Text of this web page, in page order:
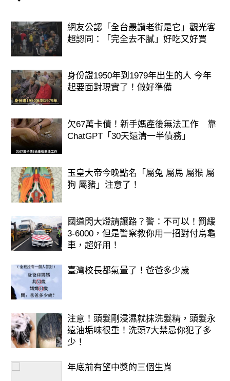
這種類型的男人是注重休閒生活和生活
品味的男人，對於鞋子要求很高，不但
要舒適，而且更注重鞋子款式，一定要
搭配服裝。
在個性上，他喜歡掌握主動權、主觀意
識強，對自己的要求很嚴格，對異性的
要求更是挑剔。在生活上，是個有規律
的計劃者，但是偶爾會在聖誕夜或生日
舞會中狂歡。
和他約會時，你可以感覺得到他是個十
分體貼的好情人，態度溫和有禮，言談
風趣幽默，很容易將約會氣氛變得融
洽。
他也是個十分瞭解自己喜歡什麼樣女孩
的理想，他也會很親切地送你回家，但
是，別以為他對你有好感，他只是有紳
在浪漫又充滿歡樂的聖誕夜，和你心儀
的男人共舞時，不經意詢問他穿鞋的習
情和生活的態度。
網友公認「全台最讚老街是它」觀光客
超認同：「完全去不膩」好吃又好買
身份證1950年到1979年出生的人 今年
起要面對現實了！做好準備
欠67萬卡債！新手媽產後無法工作 靠
ChatGPT「30天還清一半債務」
玉皇大帝今晚點名「屬兔 屬馬 屬猴 屬
狗 屬豬」注意了！
國道閃大燈請讓路？警：不可以！罰緩
3-6000，但是警察教你用一招對付烏龜
車，超好用！
臺灣校長都氣暈了！爸爸多少歲
注意！頭髮剛浸濕就抹洗髮精，頭髮永
遠油垢味很重！洗頭7大禁忌你犯了多
少！
年底前有望中獎的三個生肖